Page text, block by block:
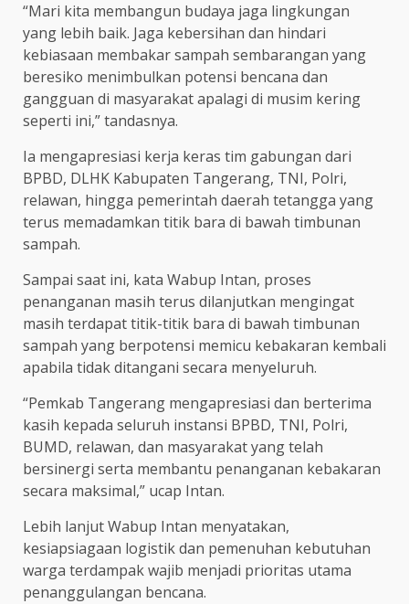
“Mari kita membangun budaya jaga lingkungan
yang lebih baik. Jaga kebersihan dan hindari
kebiasaan membakar sampah sembarangan yang
beresiko menimbulkan potensi bencana dan
gangguan di masyarakat apalagi di musim kering
seperti ini,” tandasnya.
Ia mengapresiasi kerja keras tim gabungan dari
BPBD, DLHK Kabupaten Tangerang, TNI, Polri,
relawan, hingga pemerintah daerah tetangga yang
terus memadamkan titik bara di bawah timbunan
sampah.
Sampai saat ini, kata Wabup Intan, proses
penanganan masih terus dilanjutkan mengingat
masih terdapat titik-titik bara di bawah timbunan
sampah yang berpotensi memicu kebakaran kembali
apabila tidak ditangani secara menyeluruh.
“Pemkab Tangerang mengapresiasi dan berterima
kasih kepada seluruh instansi BPBD, TNI, Polri,
BUMD, relawan, dan masyarakat yang telah
bersinergi serta membantu penanganan kebakaran
secara maksimal,” ucap Intan.
Lebih lanjut Wabup Intan menyatakan,
kesiapsiagaan logistik dan pemenuhan kebutuhan
warga terdampak wajib menjadi prioritas utama
penanggulangan bencana.